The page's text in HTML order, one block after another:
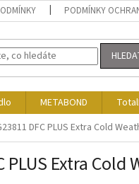
PODMÍNKY
METABOND
DFC PLUS Extra Cold
PLUS Extra